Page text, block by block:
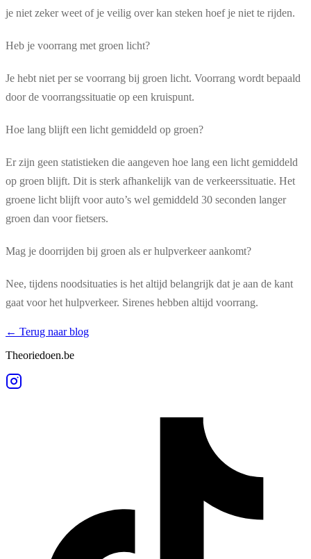
je niet zeker weet of je veilig over kan steken hoef je niet te rijden.
Heb je voorrang met groen licht?
Je hebt niet per se voorrang bij groen licht. Voorrang wordt bepaald
door de voorrangssituatie op een kruispunt.
Hoe lang blijft een licht gemiddeld op groen?
Er zijn geen statistieken die aangeven hoe lang een licht gemiddeld
op groen blijft. Dit is sterk afhankelijk van de verkeerssituatie. Het
groene licht blijft voor auto’s wel gemiddeld 30 seconden langer
groen dan voor fietsers.
Mag je doorrijden bij groen als er hulpverkeer aankomt?
Nee, tijdens noodsituaties is het altijd belangrijk dat je aan de kant
gaat voor het hulpverkeer. Sirenes hebben altijd voorrang.
← Terug naar blog
Theoriedoen.be